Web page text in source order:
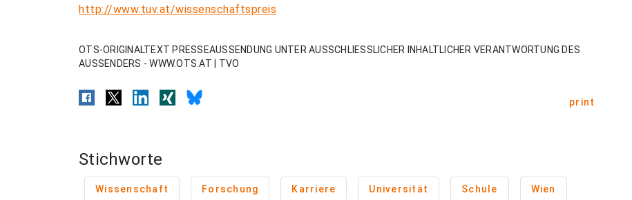
http://www.tuv.at/wissenschaftspreis
OTS-ORIGINALTEXT PRESSEAUSSENDUNG UNTER AUSSCHLIESSLICHER INHALTLICHER VERANTWORTUNG DES
AUSSENDERS - WWW.OTS.AT | TVO
print
Stichworte
Wissenschaft Forschung Karriere Universität Schule Wien